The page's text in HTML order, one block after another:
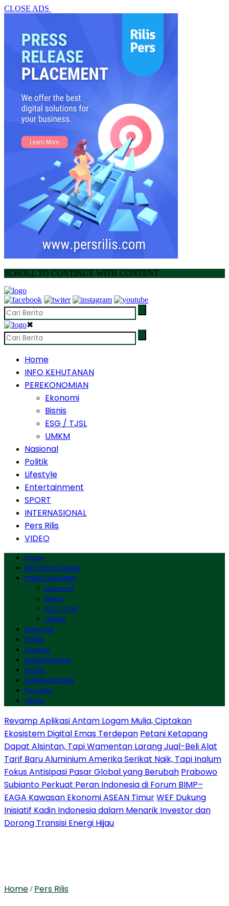
CLOSE ADS
SCROLL TO CONTINUE WITH CONTENT
✖
Home
INFO KEHUTANAN
PEREKONOMIAN
Ekonomi
Bisnis
ESG / TJSL
UMKM
Nasional
Politik
Lifestyle
Entertainment
SPORT
INTERNASIONAL
Pers Rilis
VIDEO
Home
INFO KEHUTANAN
PEREKONOMIAN
Ekonomi
Bisnis
ESG / TJSL
UMKM
Nasional
Politik
Lifestyle
Entertainment
SPORT
INTERNASIONAL
Pers Rilis
VIDEO
Revamp Aplikasi Antam Logam Mulia, Ciptakan
Ekosistem Digital Emas Terdepan Petani Ketapang
Dapat Alsintan, Tapi Wamentan Larang Jual-Beli Alat
Tarif Baru Aluminium Amerika Serikat Naik, Tapi Inalum
Fokus Antisipasi Pasar Global yang Berubah Prabowo
Subianto Perkuat Peran Indonesia di Forum BIMP–
EAGA Kawasan Ekonomi ASEAN TimurWEF Dukung
Inisiatif Kadin Indonesia dalam Menarik Investor dan
Dorong Transisi Energi Hijau
Home / Pers Rilis